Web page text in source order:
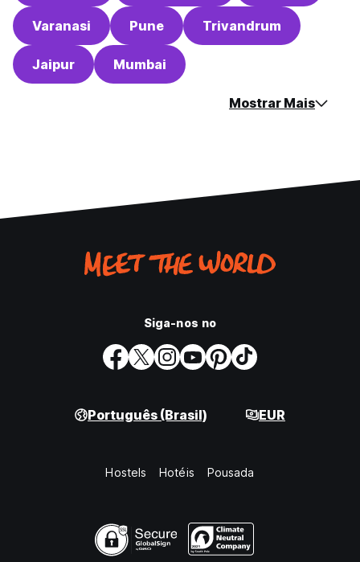
Varanasi Pune Trivandrum
Jaipur Mumbai
Mostrar Mais
Siga-nos no
Português (Brasil) EUR
Hostels Hotéis Pousada